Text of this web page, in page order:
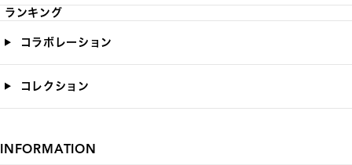
ランキング
コラボレーション
コレクション
INFORMATION